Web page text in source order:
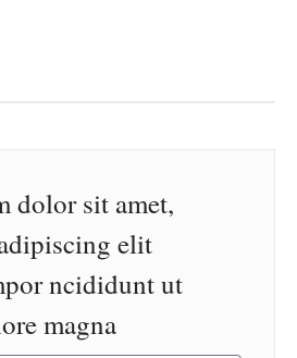
dolor sit amet,
elit
ncididunt ut
magna